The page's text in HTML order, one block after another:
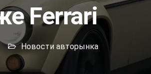
Ferrari
Новости авторынка